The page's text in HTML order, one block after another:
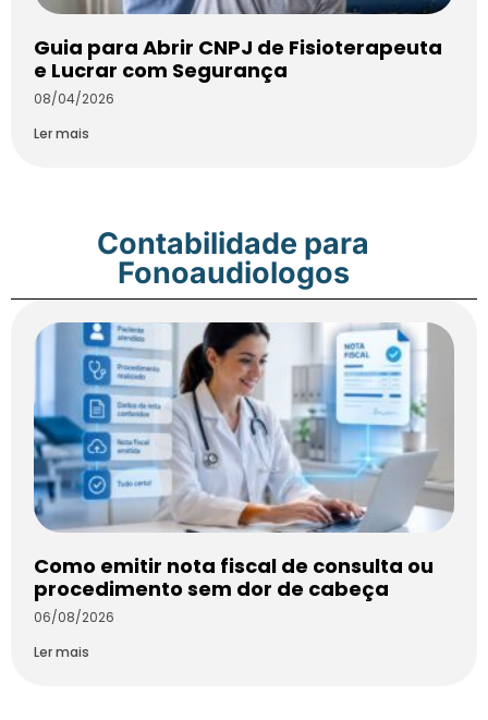
Guia para Abrir CNPJ de Fisioterapeuta
e Lucrar com Segurança
08/04/2026
Ler mais
Contabilidade para
Fonoaudiologos
Como emitir nota fiscal de consulta ou
procedimento sem dor de cabeça
06/08/2026
Ler mais